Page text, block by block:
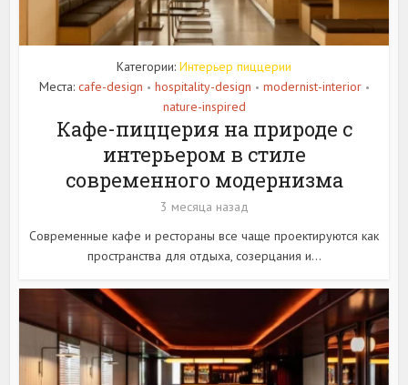
Категории: Интерьер пиццерии
Места: cafe-design • hospitality-design • modernist-interior •
nature-inspired
Кафе-пиццерия на природе с
интерьером в стиле
современного модернизма
3 месяца назад
Современные кафе и рестораны все чаще проектируются как
пространства для отдыха, созерцания и...